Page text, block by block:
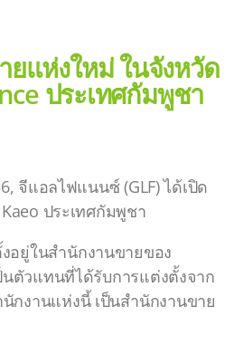
ยแห่งใหม่ ในจังหวัด
ประเทศกัมพูชา
จีแอลไฟแนนซ์ (GLF) ได้เปิด
ประเทศกัมพูชา
อยู่ในสำนักงานขายของ
นตัวแทนที่ได้รับการแต่งตั้งจาก
กงานแห่งนี้ เป็นสำนักงานขาย